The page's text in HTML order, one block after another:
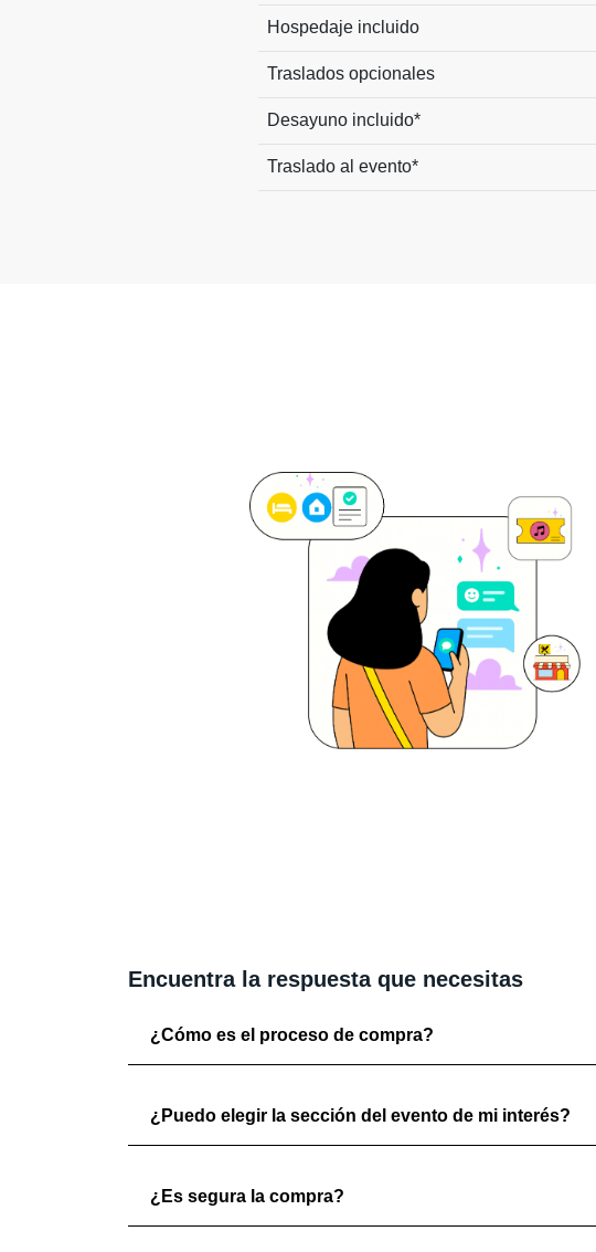
Hospedaje incluido
Traslados opcionales
Desayuno incluido*
Traslado al evento*
Encuentra la respuesta que necesitas
¿Cómo es el proceso de compra?
¿Puedo elegir la sección del evento de mi interés?
¿Es segura la compra?